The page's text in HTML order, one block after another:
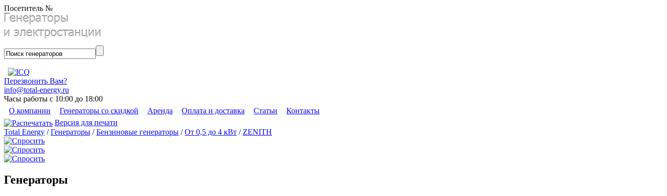
Посетитель №
Перезвонить Вам?
info@total-energy.ru
Часы работы с 10:00 до 18:00
О компании
Генераторы со скидкой Аренда Оплата и доставка Статьи
Контакты
Версия для печати
Total Energy /Генераторы /Бензиновые генераторы /От 0,5 до 4 кВт / ZENITH
Генераторы